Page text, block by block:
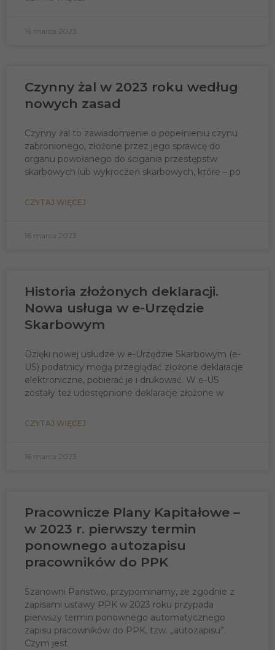
16 marca 2023
Czynny żal w 2023 roku według
nowych zasad
Czynny żal to zawiadomienie o popełnieniu czynu
zabronionego, złożone przez jego sprawcę do
organu powołanego do ścigania przestępstw
skarbowych lub wykroczeń skarbowych, które – po
CZYTAJ WIĘCEJ
16 marca 2023
Historia złożonych deklaracji.
Nowa usługa w e-Urzędzie
Skarbowym
Dzięki nowej usłudze w e-Urzędzie Skarbowym (e-
US) podatnicy mogą przeglądać złożone deklaracje
elektroniczne, pobierać je i drukować. W e-US
zostały też udostępnione deklaracje złożone w
CZYTAJ WIĘCEJ
16 marca 2023
Pracownicze Plany Kapitałowe –
w 2023 r. pierwszy termin
ponownego autozapisu
pracowników do PPK
Szanowni Państwo, przypominamy, że zgodnie z
zapisami ustawy PPK w 2023 roku przypada
pierwszy termin ponownego automatycznego
zapisu pracowników do PPK, tzw. „autozapisu”.
Czym jest